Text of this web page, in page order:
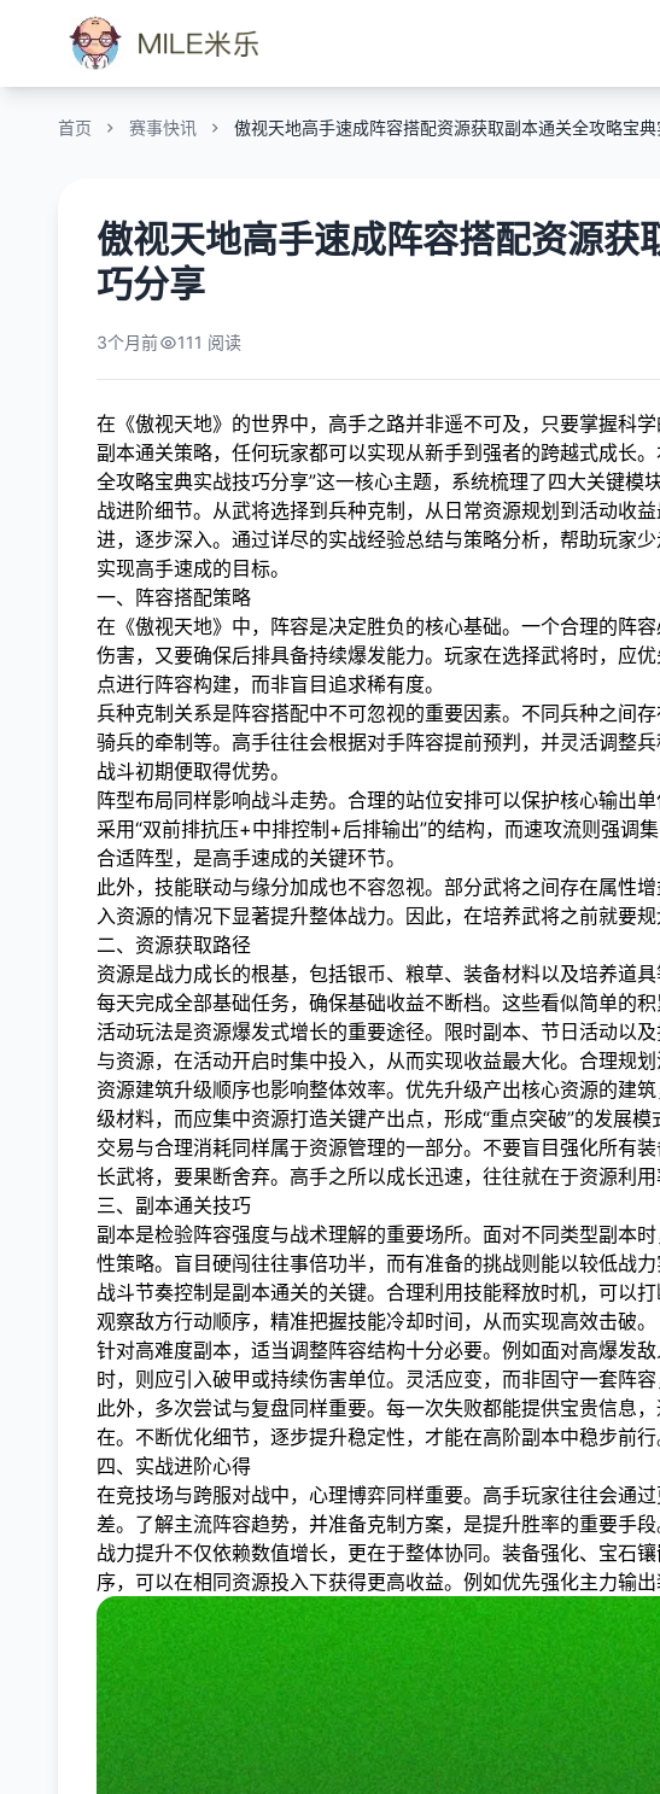
首页 赛事快讯 傲视天地高手速成阵容搭配资源获取副本通关全攻略宝
傲视天地高手速成阵容搭配资源获
巧分享
3个月前 111 阅读
在《傲视天地》的世界中，高手之路并非遥不可及，只要掌握科
副本通关策略，任何玩家都可以实现从新手到强者的跨越式成长
全攻略宝典实战技巧分享”这一核心主题，系统梳理了四大关键
战进阶细节。从武将选择到兵种克制，从日常资源规划到活动收
进，逐步深入。通过详尽的实战经验总结与策略分析，帮助玩家
实现高手速成的目标。
一、阵容搭配策略
在《傲视天地》中，阵容是决定胜负的核心基础。一个合理的阵
伤害，又要确保后排具备持续爆发能力。玩家在选择武将时，应
点进行阵容构建，而非盲目追求稀有度。
兵种克制关系是阵容搭配中不可忽视的重要因素。不同兵种之间
骑兵的牵制等。高手往往会根据对手阵容提前预判，并灵活调整
战斗初期便取得优势。
阵型布局同样影响战斗走势。合理的站位安排可以保护核心输出
采用“双前排抗压+中排控制+后排输出”的结构，而速攻流则强调
合适阵型，是高手速成的关键环节。
此外，技能联动与缘分加成也不容忽视。部分武将之间存在属性
入资源的情况下显著提升整体战力。因此，在培养武将之前就要
二、资源获取路径
资源是战力成长的根基，包括银币、粮草、装备材料以及培养道
每天完成全部基础任务，确保基础收益不断档。这些看似简单的积
活动玩法是资源爆发式增长的重要途径。限时副本、节日活动以
与资源，在活动开启时集中投入，从而实现收益最大化。合理规
资源建筑升级顺序也影响整体效率。优先升级产出核心资源的建
级材料，而应集中资源打造关键产出点，形成“重点突破”的发展模
交易与合理消耗同样属于资源管理的一部分。不要盲目强化所有
长武将，要果断舍弃。高手之所以成长迅速，往往就在于资源利用
三、副本通关技巧
副本是检验阵容强度与战术理解的重要场所。面对不同类型副本
性策略。盲目硬闯往往事倍功半，而有准备的挑战则能以较低战力
战斗节奏控制是副本通关的关键。合理利用技能释放时机，可以
观察敌方行动顺序，精准把握技能冷却时间，从而实现高效击破。
针对高难度副本，适当调整阵容结构十分必要。例如面对高爆发
时，则应引入破甲或持续伤害单位。灵活应变，而非固守一套阵容
此外，多次尝试与复盘同样重要。每一次失败都能提供宝贵信息
在。不断优化细节，逐步提升稳定性，才能在高阶副本中稳步前行
四、实战进阶心得
在竞技场与跨服对战中，心理博弈同样重要。高手玩家往往会通
差。了解主流阵容趋势，并准备克制方案，是提升胜率的重要手段
战力提升不仅依赖数值增长，更在于整体协同。装备强化、宝石
序，可以在相同资源投入下获得更高收益。例如优先强化主力输出